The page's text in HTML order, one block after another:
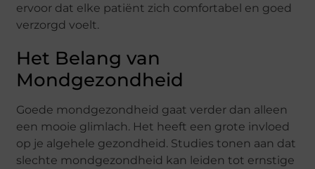
ervoor dat elke patiënt zich comfortabel en goed
verzorgd voelt.
Het Belang van
Mondgezondheid
Goede mondgezondheid gaat verder dan alleen
een mooie glimlach. Het heeft een grote invloed
op je algehele gezondheid. Studies tonen aan dat
slechte mondgezondheid kan leiden tot ernstige